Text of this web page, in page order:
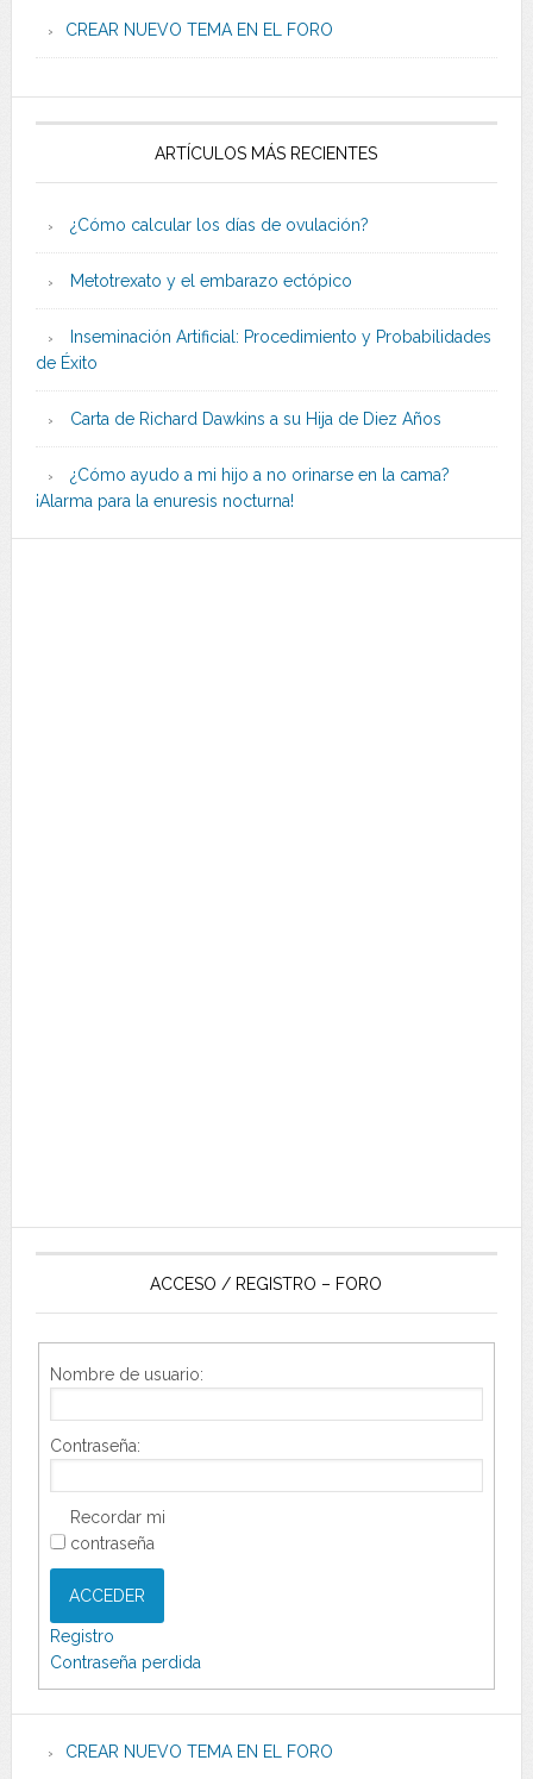
CREAR NUEVO TEMA EN EL FORO
ARTÍCULOS MÁS RECIENTES
¿Cómo calcular los días de ovulación?
Metotrexato y el embarazo ectópico
Inseminación Artificial: Procedimiento y Probabilidades
de Éxito
Carta de Richard Dawkins a su Hija de Diez Años
¿Cómo ayudo a mi hijo a no orinarse en la cama?
¡Alarma para la enuresis nocturna!
ACCESO / REGISTRO – FORO
Nombre de usuario:
Contraseña:
Recordar mi
contraseña
ACCEDER
Registro
Contraseña perdida
CREAR NUEVO TEMA EN EL FORO